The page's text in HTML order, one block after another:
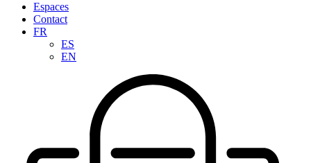
Espaces
Contact
FR
ES
EN